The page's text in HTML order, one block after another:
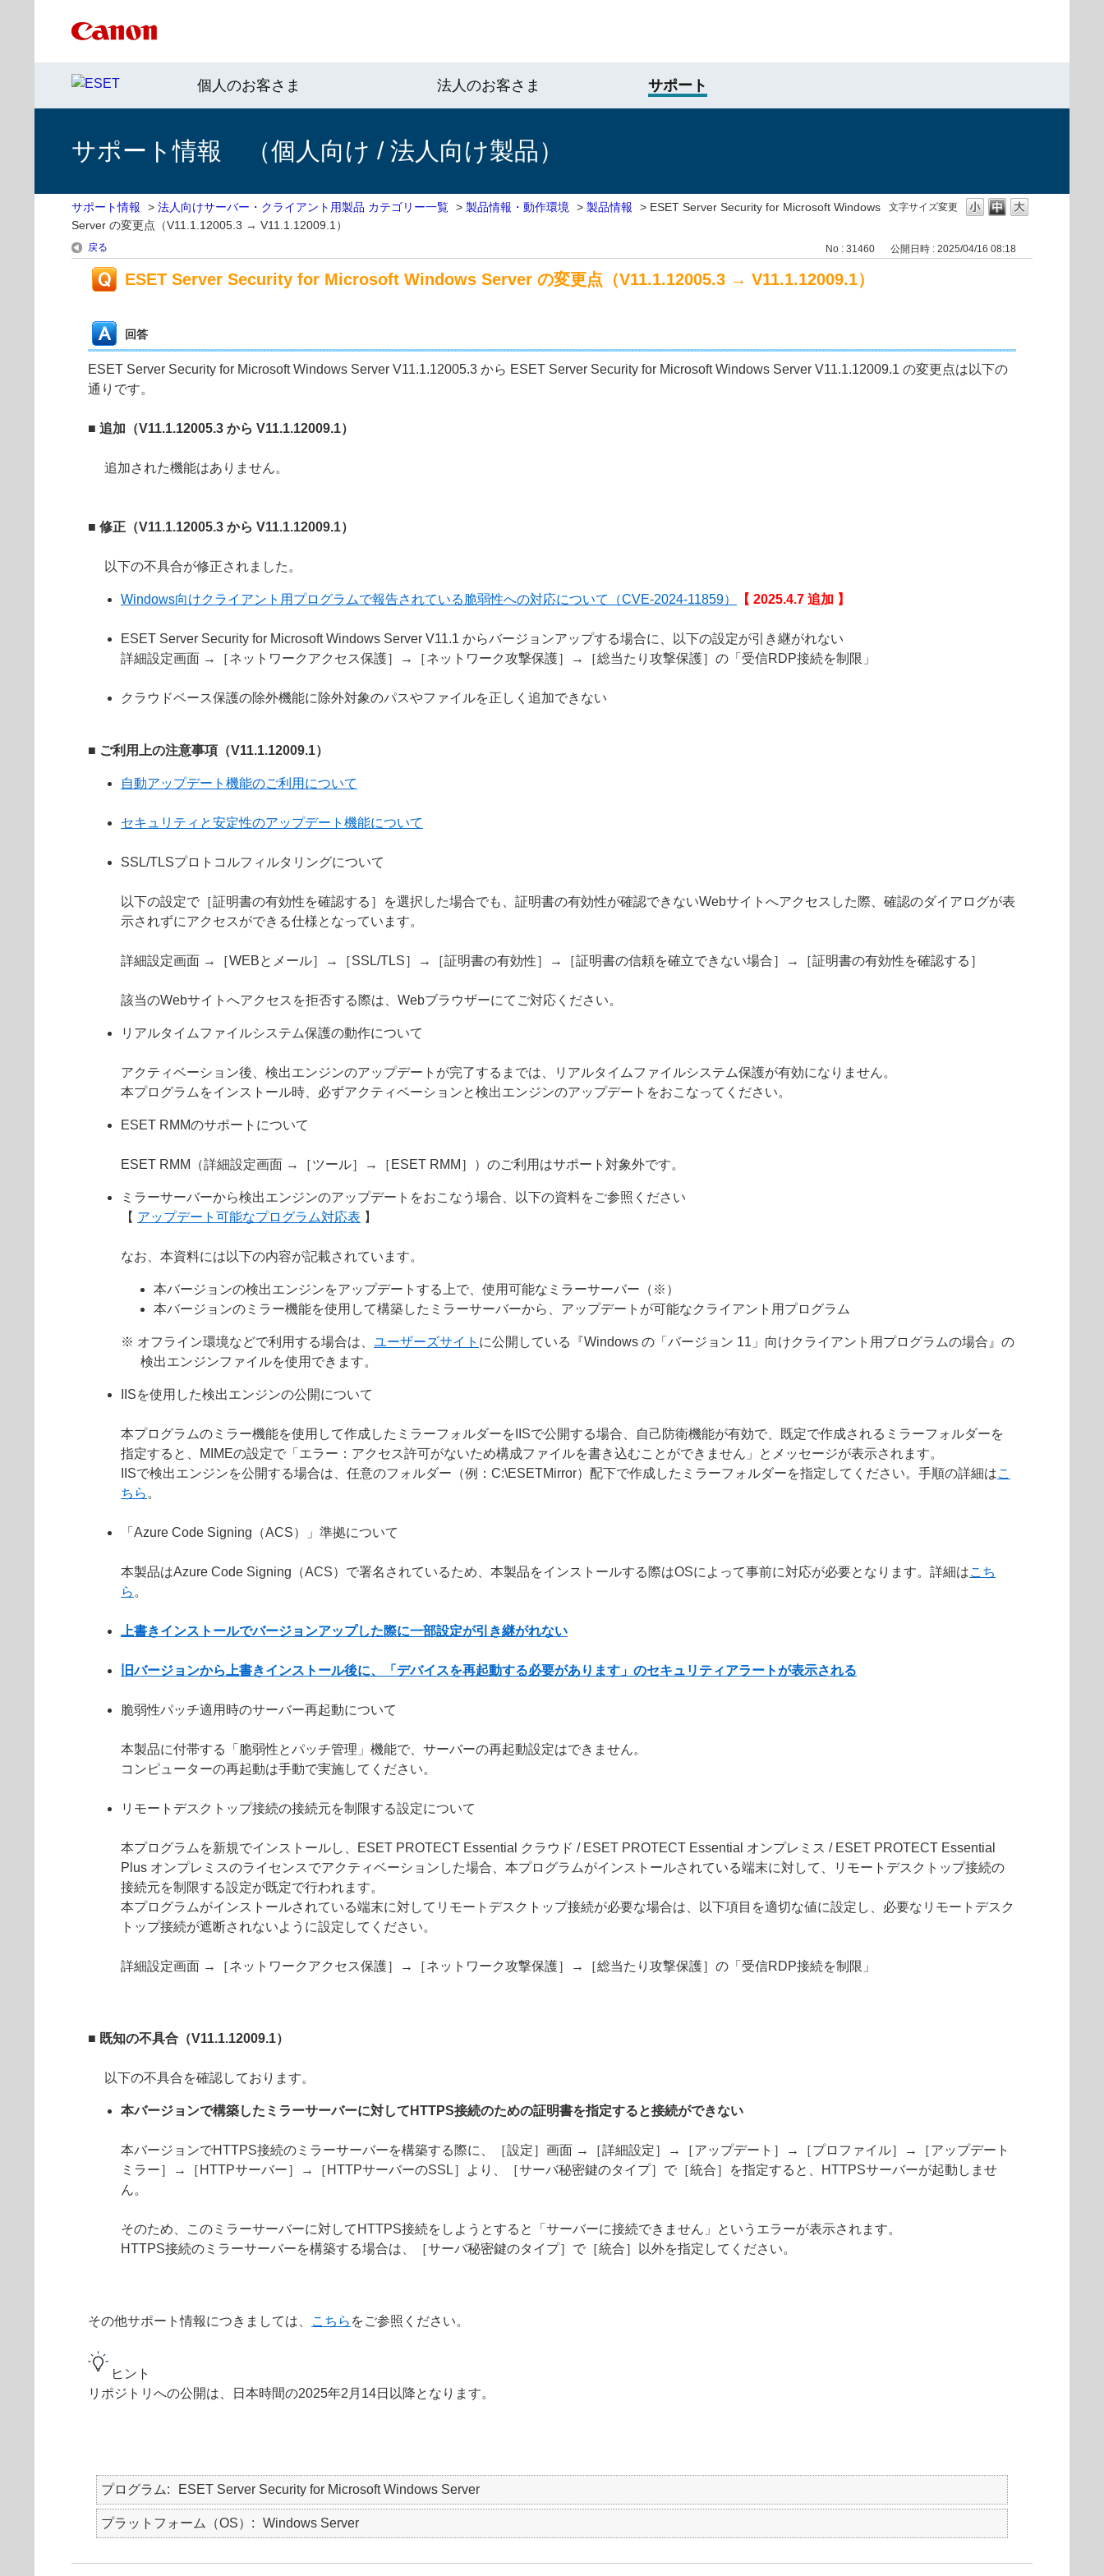
個人のお客さま 法人のお客さま サポート
サポート情報 （個人向け / 法人向け製品）
文字サイズ変更
サポート情報 > 法人向けサーバー・クライアント用製品 カテゴリー一覧 > 製品情報・動作環境 > 製品情報 > ESET Server Security for Microsoft Windows
Server の変更点（V11.1.12005.3 → V11.1.12009.1）
戻る No : 31460 公開日時 : 2025/04/16 08:18
ESET Server Security for Microsoft Windows Server の変更点（V11.1.12005.3 → V11.1.12009.1）
回答
ESET Server Security for Microsoft Windows Server V11.1.12005.3 から ESET Server Security for Microsoft Windows Server V11.1.12009.1 の変更点は以下の
通りです。
■ 追加（V11.1.12005.3 から V11.1.12009.1）
追加された機能はありません。
■ 修正（V11.1.12005.3 から V11.1.12009.1）
以下の不具合が修正されました。
Windows向けクライアント用プログラムで報告されている脆弱性への対応について（CVE-2024-11859） 【 2025.4.7 追加 】
ESET Server Security for Microsoft Windows Server V11.1 からバージョンアップする場合に、以下の設定が引き継がれない
詳細設定画面 →［ネットワークアクセス保護］→［ネットワーク攻撃保護］→［総当たり攻撃保護］の「受信RDP接続を制限」
クラウドベース保護の除外機能に除外対象のパスやファイルを正しく追加できない
■ ご利用上の注意事項（V11.1.12009.1）
自動アップデート機能のご利用について
セキュリティと安定性のアップデート機能について
SSL/TLSプロトコルフィルタリングについて
以下の設定で［証明書の有効性を確認する］を選択した場合でも、証明書の有効性が確認できないWebサイトへアクセスした際、確認のダイアログが表
示されずにアクセスができる仕様となっています。
詳細設定画面 →［WEBとメール］→［SSL/TLS］→［証明書の有効性］→［証明書の信頼を確立できない場合］→［証明書の有効性を確認する］
該当のWebサイトへアクセスを拒否する際は、Webブラウザーにてご対応ください。
リアルタイムファイルシステム保護の動作について
アクティベーション後、検出エンジンのアップデートが完了するまでは、リアルタイムファイルシステム保護が有効になりません。
本プログラムをインストール時、必ずアクティベーションと検出エンジンのアップデートをおこなってください。
ESET RMMのサポートについて
ESET RMM（詳細設定画面 →［ツール］→［ESET RMM］）のご利用はサポート対象外です。
ミラーサーバーから検出エンジンのアップデートをおこなう場合、以下の資料をご参照ください
【 アップデート可能なプログラム対応表 】
なお、本資料には以下の内容が記載されています。
本バージョンの検出エンジンをアップデートする上で、使用可能なミラーサーバー（※）
本バージョンのミラー機能を使用して構築したミラーサーバーから、アップデートが可能なクライアント用プログラム
※ オフライン環境などで利用する場合は、 ユーザーズサイト に公開している『Windows の「バージョン 11」向けクライアント用プログラムの場合』の
検出エンジンファイルを使用できます。
IISを使用した検出エンジンの公開について
本プログラムのミラー機能を使用して作成したミラーフォルダーをIISで公開する場合、自己防衛機能が有効で、既定で作成されるミラーフォルダーを
指定すると、MIMEの設定で「エラー：アクセス許可がないため構成ファイルを書き込むことができません」とメッセージが表示されます。
IISで検出エンジンを公開する場合は、任意のフォルダー（例：C:\ESETMirror）配下で作成したミラーフォルダーを指定してください。手順の詳細はこ
ちら 。
「Azure Code Signing（ACS）」準拠について
本製品はAzure Code Signing（ACS）で署名されているため、本製品をインストールする際はOSによって事前に対応が必要となります。詳細はこち
ら 。
上書きインストールでバージョンアップした際に一部設定が引き継がれない
旧バージョンから上書きインストール後に、「デバイスを再起動する必要があります」のセキュリティアラートが表示される
脆弱性パッチ適用時のサーバー再起動について
本製品に付帯する「脆弱性とパッチ管理」機能で、サーバーの再起動設定はできません。
コンピューターの再起動は手動で実施してください。
リモートデスクトップ接続の接続元を制限する設定について
本プログラムを新規でインストールし、ESET PROTECT Essential クラウド / ESET PROTECT Essential オンプレミス / ESET PROTECT Essential
Plus オンプレミスのライセンスでアクティベーションした場合、本プログラムがインストールされている端末に対して、リモートデスクトップ接続の
接続元を制限する設定が既定で行われます。
本プログラムがインストールされている端末に対してリモートデスクトップ接続が必要な場合は、以下項目を適切な値に設定し、必要なリモートデスク
トップ接続が遮断されないように設定してください。
詳細設定画面 →［ネットワークアクセス保護］→［ネットワーク攻撃保護］→［総当たり攻撃保護］の「受信RDP接続を制限」
■ 既知の不具合（V11.1.12009.1）
以下の不具合を確認しております。
本バージョンで構築したミラーサーバーに対してHTTPS接続のための証明書を指定すると接続ができない
本バージョンでHTTPS接続のミラーサーバーを構築する際に、［設定］画面 →［詳細設定］→［アップデート］→［プロファイル］→［アップデート
ミラー］→［HTTPサーバー］→［HTTPサーバーのSSL］より、［サーバ秘密鍵のタイプ］で［統合］を指定すると、HTTPSサーバーが起動しませ
ん。
そのため、このミラーサーバーに対してHTTPS接続をしようとすると「サーバーに接続できません」というエラーが表示されます。
HTTPS接続のミラーサーバーを構築する場合は、［サーバ秘密鍵のタイプ］で［統合］以外を指定してください。
その他サポート情報につきましては、 こちら をご参照ください。
ヒント
リポジトリへの公開は、日本時間の2025年2月14日以降となります。
プログラム ESET Server Security for Microsoft Windows Server
プラットフォーム（OS） Windows Server